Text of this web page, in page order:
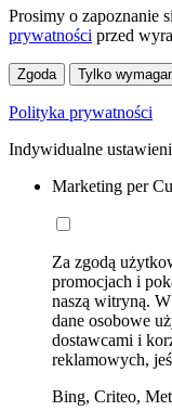
Prosimy o zapoznanie
prywatności przed
Zgoda Tylko
Polityka prywatności
Indywidualne
Marketing per
Za zgodą
promocjach i
naszą witryną.
dane osobowe
dostawcami i
reklamowych,
Bing, Criteo,